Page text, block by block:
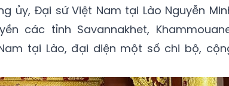
ủy, Đại sứ Việt Nam tại Lào Nguyễn
các tỉnh Savannakhet,
tại Lào, đại diện một số chi bộ,